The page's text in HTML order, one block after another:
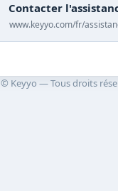
Contacter
www.keyyo.com/fr/
© Keyyo — Tous droits